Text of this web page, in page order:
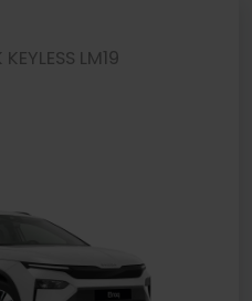
LM19